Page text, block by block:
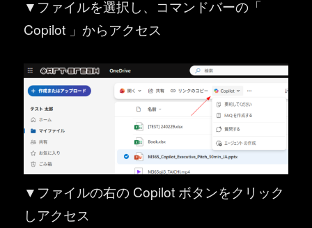
▼ファイルを選択し、コマンドバーの「
Copilot 」からアクセス
▼ファイルの右の Copilot ボタンをクリック
しアクセス